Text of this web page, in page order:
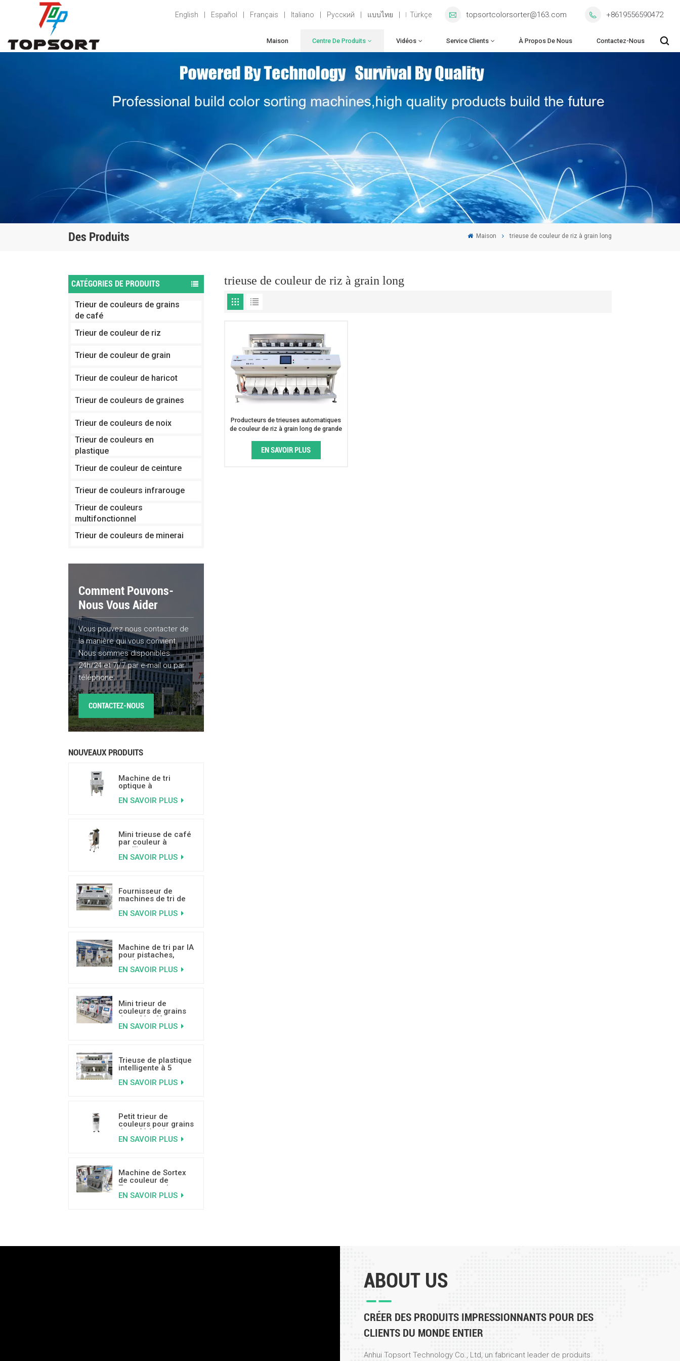
English Español Français Italiano Русский แบบไทย Türkçe topsortcolorsorter@163.com +8619556590472
Maison Centre De Produits Vidéos Service Clients À Propos De Nous Contactez-Nous
Des Produits Maison trieuse de couleur de riz à grain long
CATÉGORIES DE PRODUITS
Trieur de couleurs de grains
de café
Trieur de couleur de riz
Trieur de couleur de grain
Trieur de couleur de haricot
Trieur de couleurs de graines
Trieur de couleurs de noix
Trieur de couleurs en
plastique
Trieur de couleur de ceinture
Trieur de couleurs infrarouge
Trieur de couleurs
multifonctionnel
Trieur de couleurs de minerai
Comment Pouvons-
Nous Vous Aider
Vous pouvez nous contacter de
la manière qui vous convient.
Nous sommes disponibles
24h/24 et 7j/7 par e-mail ou par
téléphone.
CONTACTEZ-NOUS
NOUVEAUX PRODUITS
Machine de tri
optique à
artificielle pour noix,
EN SAVOIR PLUS
Mini trieuse de café
par couleur à
intelligence
artificielle pour trier
EN SAVOIR PLUS
Fournisseur de
machines de tri de
de coco à haute
EN SAVOIR PLUS
Machine de tri par IA
pour pistaches,
basée sur
l'apprentissage
EN SAVOIR PLUS
Mini trieur de
couleurs de grains
de café, offre
spéciale, avec de
EN SAVOIR PLUS
Trieuse de plastique
intelligente à 5
EN SAVOIR PLUS
Petit trieur de
couleurs pour grains
de café à prix
abordable
EN SAVOIR PLUS
Machine de Sortex
de couleur de
Topsort pour la
graine de basilic
EN SAVOIR PLUS
trieuse de couleur de riz à grain long
Producteurs de trieuses automatiques
de couleur de riz à grain long de grande
EN SAVOIR PLUS
ABOUT US
CRÉER DES PRODUITS IMPRESSIONNANTS POUR DES
CLIENTS DU MONDE ENTIER
Anhui Topsort Technology Co., Ltd, un fabricant leader de produits